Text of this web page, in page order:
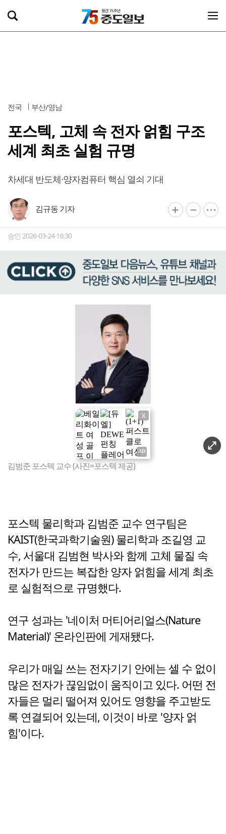
전국 부산/영남
포스텍, 고체 속 전자 얽힘 구조
세계 최초 실험 규명
차세대 반도체·양자컴퓨터 핵심 열쇠 기대
김규동 기자
승인 2026-03-24 16:30
X
김범준 포스텍 교수 (사진=포스텍 제공)
포스텍 물리학과 김범준 교수 연구팀은
KAIST(한국과학기술원) 물리학과 조길영 교
수, 서울대 김범현 박사와 함께 고체 물질 속
전자가 만드는 복잡한 양자 얽힘을 세계 최초
로 실험적으로 규명했다.
연구 성과는 '네이처 머티어리얼스(Nature
Material)' 온라인판에 게재됐다.
우리가 매일 쓰는 전자기기 안에는 셀 수 없이
많은 전자가 끊임없이 움직이고 있다. 어떤 전
자들은 멀리 떨어져 있어도 영향을 주고받도
록 연결되어 있는데, 이것이 바로 '양자 얽
힘'이다.